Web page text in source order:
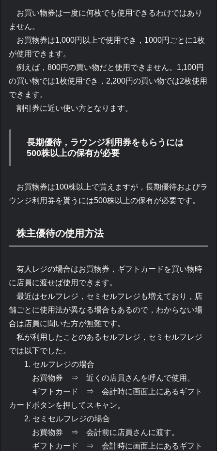
お買い物券は一度に何枚でも使用できるわけではあり
ません。
お買物券は1,000円以上で使用でき，1000円ごとに1枚
が使用できます。
例えば，800円の買い物だと使用できません。1,100円
の買い物では1枚使用でき，2,200円の買い物では2枚使用
できます。
割引券に近い使い方となります。
長期優待，ラウンジ利用券をもらうには
500株以上の保有が必要
お買物券は100株以上で貰えますが，長期優待およびラ
ウンジ利用券を貰うには500株以上の保有が必要です。
株主優待の使用方法
有人レジの場合はお買物券，ギフトカードを買い物時
に店員に渡せば使用できます。
最近はセルフレジ，セミセルフレジも増えており，店
舗ごとに使用法が異なる場合もあるので，わからない場
合は店員に聞いた方が無難です。
私が利用したことのあるセルフレジ，セミセルフレジ
では以下でした。
1. セルフレジの場合
お買物券 ⇒ 近くの店員さんを呼んで使用。
ギフトカード ⇒ 会計時に画面上にあるギフト
カードボタンを押してスキャン。
2. セミセルフレジの場合
お買物券 ⇒ 会計前に店員さんに渡す。
ギフトカード ⇒ 会計時に画面上にあるギフト